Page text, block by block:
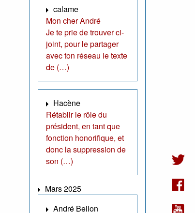
calame
Mon cher André
Je te prie de trouver ci-
joint, pour le partager
avec ton réseau le texte
de (…)
Hacène
Rétablir le rôle du
président, en tant que
fonction honorifique, et
donc la suppression de
son (…)
Mars 2025
André Bellon